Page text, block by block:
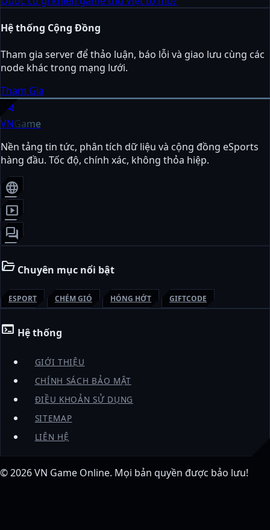
Hệ thống Cộng Đồng
Tham gia server để thảo luận, báo lỗi và giao lưu cùng các
node khác trong mạng lưới.
Tham Gia
sports_esports
VNGame
Nền tảng tin tức, phân tích dữ liệu và cộng đồng eSports
hàng đầu. Tốc độ, chính xác, không thỏa hiệp.
language
smart_display
forum
folder_open Chuyên mục nổi bật
ESPORT CHÉM GIÓ HÓNG HỚT GIFTCODE
terminal Hệ thống
GIỚI THIỆU
CHÍNH SÁCH BẢO MẬT
ĐIỀU KHOẢN SỬ DỤNG
SITEMAP
LIÊN HỆ
© 2026VN Game Online. Mọi bản quyền được bảo lưu!